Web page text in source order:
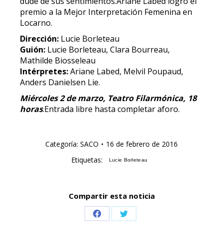
premio a la Mejor Interpretación Femenina en
Locarno.
Dirección: Lucie Borleteau
Guión: Lucie Borleteau, Clara Bourreau,
Mathilde Biosseleau
Intérpretes:Ariane Labed, Melvil Poupaud,
Anders Danielsen Lie.
Miércoles 2 de marzo, Teatro Filarmónica, 18
horas.Entrada libre hasta completar aforo.
Categoría: SACO
16 de febrero de 2016
Etiquetas:
Lucie Borleteau
Compartir esta noticia
Share Share